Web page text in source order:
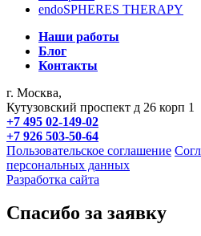
endoSPHERES THERAPY
Наши работы
Блог
Контакты
г. Москва,
Кутузовский проспект д 26 корп 1
+7 495 02-149-02
+7 926 503-50-64
Пользовательское соглашение
персональных данных
Разработка сайта
Спасибо за заявку